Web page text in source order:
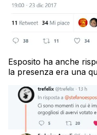
Esposito ha anche
la presenza era una